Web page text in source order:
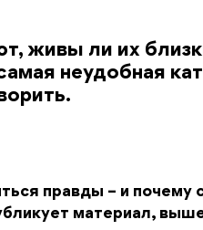
живы ли их
неудобная
правды – и почему
материал,